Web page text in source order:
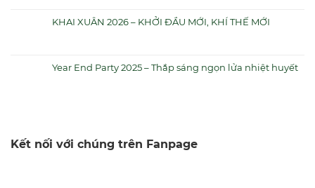
KHAI XUÂN 2026 – KHỞI ĐẦU MỚI, KHÍ THẾ MỚI
Year End Party 2025 – Thắp sáng ngọn lửa nhiệt huyết
Kết nối với chúng trên Fanpage